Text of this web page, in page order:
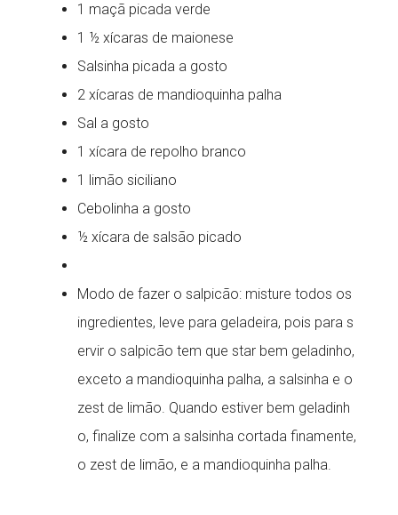
1 maçã picada verde
1 ½ xícaras de maionese
Salsinha picada a gosto
2 xícaras de mandioquinha palha
Sal a gosto
1 xícara de repolho branco
1 limão siciliano
Cebolinha a gosto
½ xícara de salsão picado
Modo de fazer o salpicão: misture todos os
ingredientes, leve para geladeira, pois para s
ervir o salpicão tem que star bem geladinho,
exceto a mandioquinha palha, a salsinha e o
zest de limão. Quando estiver bem geladinh
o, finalize com a salsinha cortada finamente,
o zest de limão, e a mandioquinha palha.